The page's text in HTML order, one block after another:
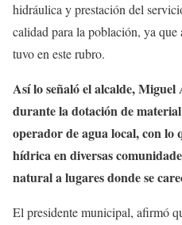
hidráulica y prestación del
calidad para la población, ya que
tuvo en este rubro.
Así lo señaló el alcalde, Miguel
durante la dotación de
operador de agua local, con lo
hídrica en diversas
natural a lugares donde se
El presidente municipal, afirmó